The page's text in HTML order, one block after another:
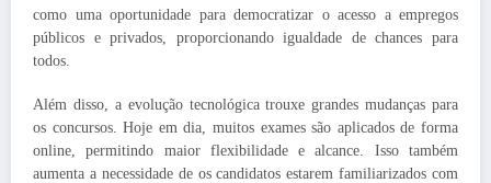
como uma oportunidade para democratizar o acesso a empregos
públicos e privados, proporcionando igualdade de chances para
todos.
Além disso, a evolução tecnológica trouxe grandes mudanças para
os concursos. Hoje em dia, muitos exames são aplicados de forma
online, permitindo maior flexibilidade e alcance. Isso também
aumenta a necessidade de os candidatos estarem familiarizados com